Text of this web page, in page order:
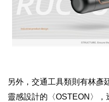
另外，交通工具類則有林彥
靈感設計的〈OSTEON〉